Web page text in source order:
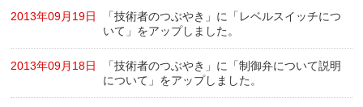
2013年09月19日
「技術者のつぶやき」に「レベルスイッチにつ
いて」をアップしました。
2013年09月18日
「技術者のつぶやき」に「制御弁について説明
について」をアップしました。